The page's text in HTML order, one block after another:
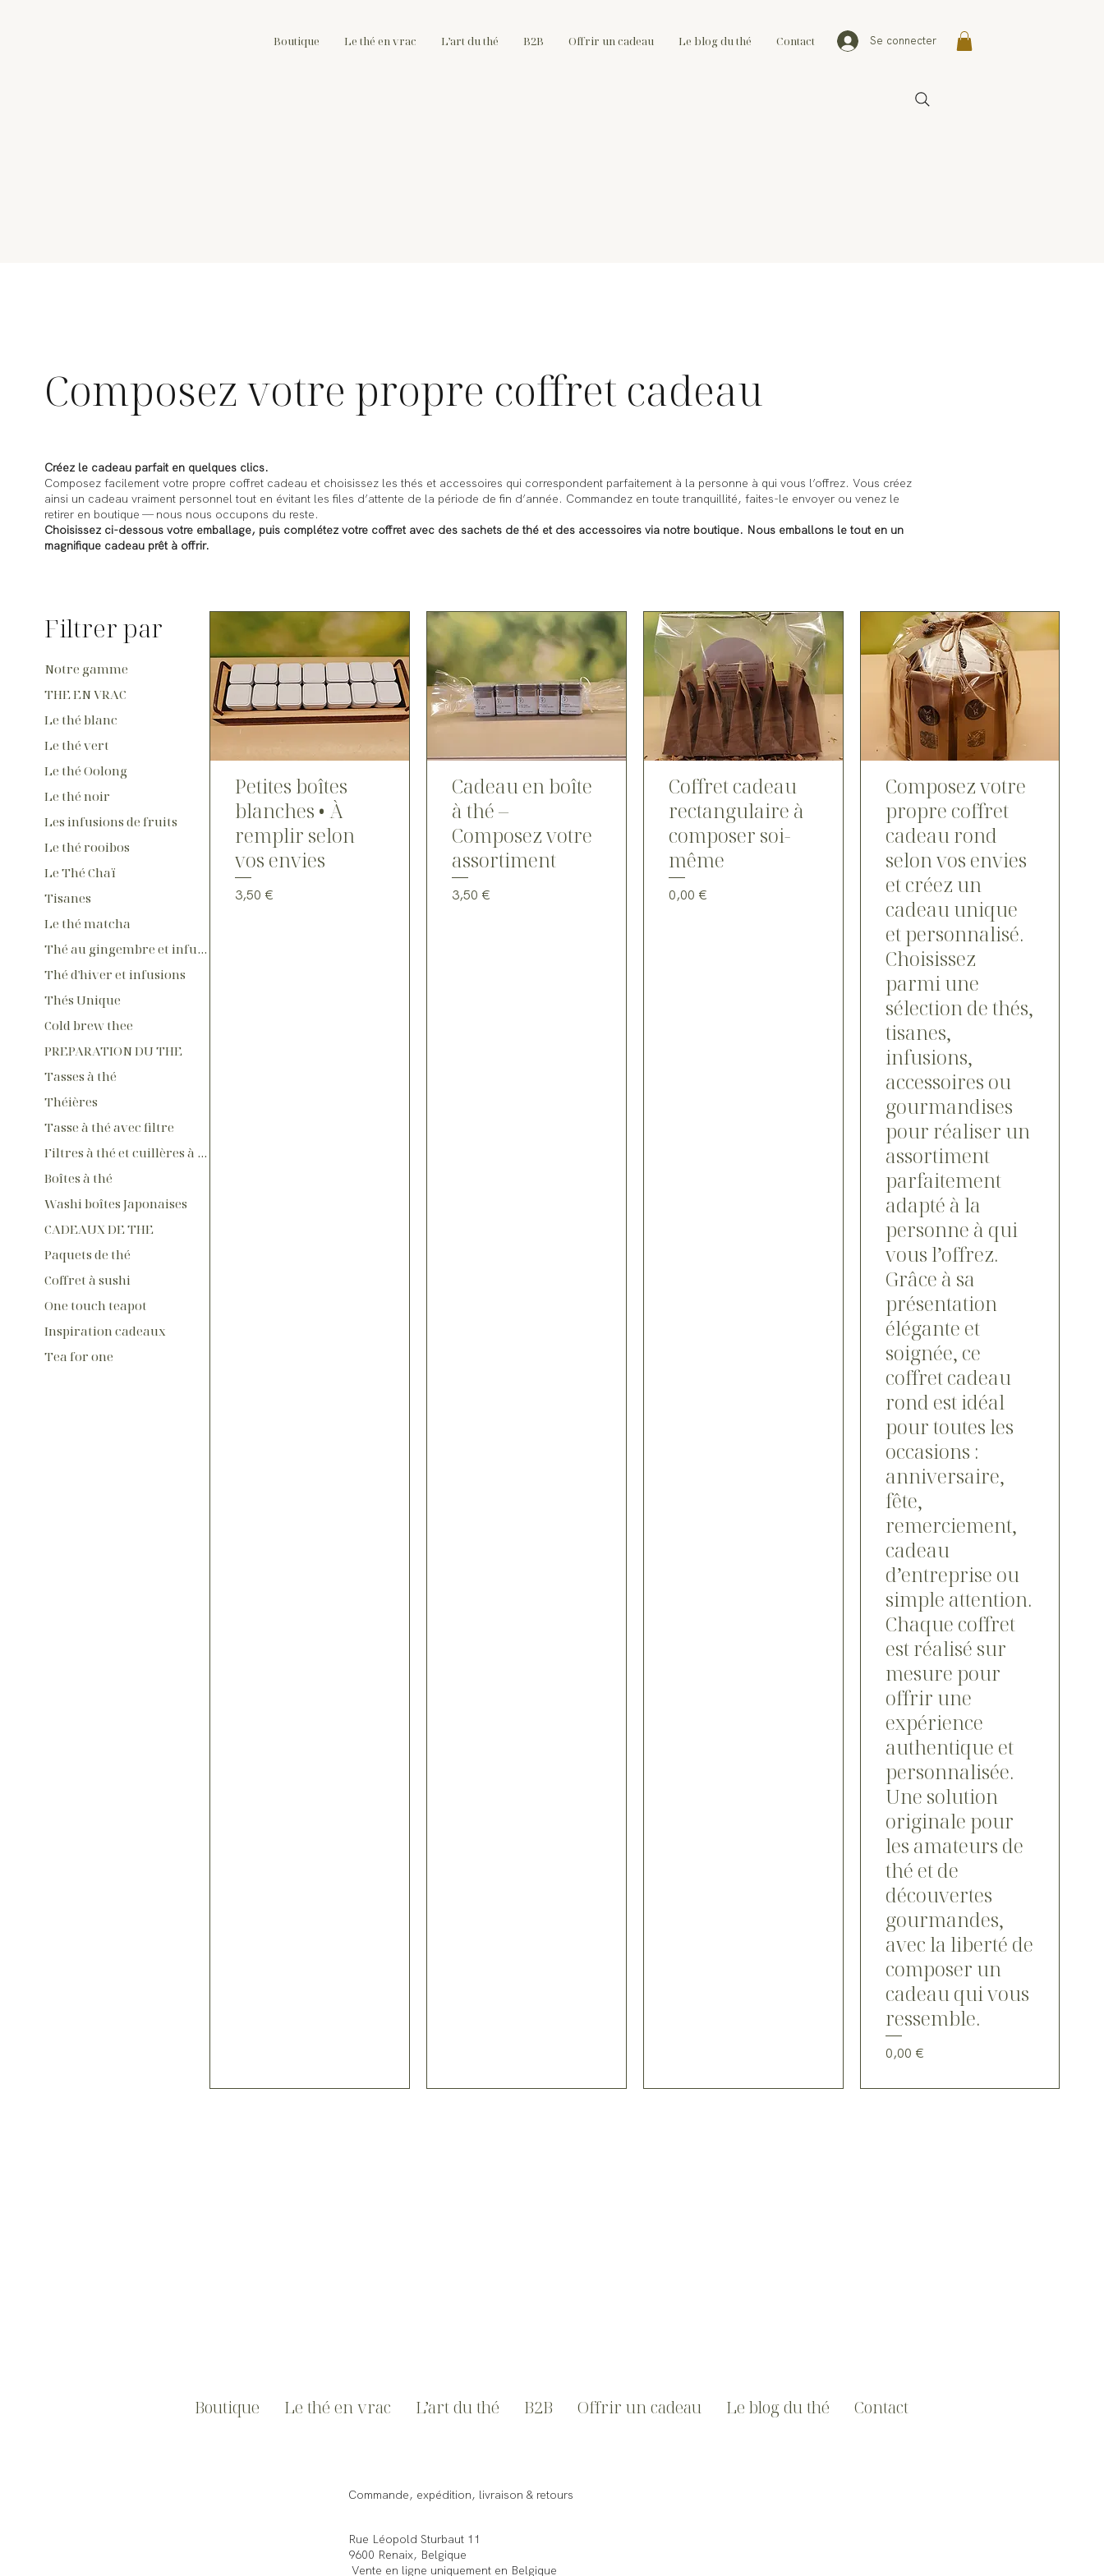
Se connecter
Boutique Le thé en vrac L’art du thé B2B Offrir un cadeau Le blog du thé Contact
Composez votre propre coffret cadeau
Créez le cadeau parfait en quelques clics.
Composez facilement votre propre coffret cadeau et choisissez les thés et accessoires qui correspondent parfaitement à la personne à qui vous l’offrez. Vous créez
ainsi un cadeau vraiment personnel tout en évitant les files d’attente de la période de fin d’année. Commandez en toute tranquillité, faites-le envoyer ou venez le
retirer en boutique — nous nous occupons du reste.
Choisissez ci-dessous votre emballage, puis complétez votre coffret avec des sachets de thé et des accessoires via notre boutique. Nous emballons le tout en un
magnifique cadeau prêt à offrir.
Filtrer par
Notre gamme
THE EN VRAC
Le thé blanc
Le thé vert
Le thé Oolong
Le thé noir
Les infusions de fruits
Le thé rooibos
Le Thé Chaï
Tisanes
Le thé matcha
Thé au gingembre et infusions
Thé d'hiver et infusions
Thés Unique
Cold brew thee
PREPARATION DU THE
Tasses à thé
Théières
Tasse à thé avec filtre
Filtres à thé et cuillères à thé
Boîtes à thé
Washi boîtes Japonaises
CADEAUX DE THE
Paquets de thé
Coffret à sushi
One touch teapot
Inspiration cadeaux
Tea for one
Petites boîtes
blanches • À
remplir selon
vos envies
Prix
3,50 €
Cadeau en boîte
à thé –
Composez votre
assortiment
Prix
3,50 €
Coffret cadeau
rectangulaire à
composer soi-
même
Prix
0,00 €
Composez votre
propre coffret
cadeau rond
selon vos envies
et créez un
cadeau unique
et personnalisé.
Choisissez
parmi une
sélection de thés,
tisanes,
infusions,
accessoires ou
gourmandises
pour réaliser un
assortiment
parfaitement
adapté à la
personne à qui
vous l’offrez.
Grâce à sa
présentation
élégante et
soignée, ce
coffret cadeau
rond est idéal
pour toutes les
occasions :
anniversaire,
fête,
remerciement,
cadeau
d’entreprise ou
simple attention.
Chaque coffret
est réalisé sur
mesure pour
offrir une
expérience
authentique et
personnalisée.
Une solution
originale pour
les amateurs de
thé et de
découvertes
gourmandes,
avec la liberté de
composer un
cadeau qui vous
ressemble.
Prix
0,00 €
Boutique Le thé en vrac L’art du thé B2B Offrir un cadeau Le blog du thé Contact
Commande, expédition, livraison & retours
Rue Léopold Sturbaut 11
9600 Renaix, Belgique
Vente en ligne uniquement en Belgique